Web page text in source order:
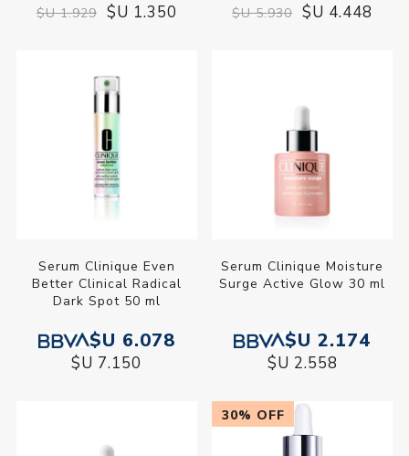
$U 1.929 $U 1.350
$U 5.930 $U 4.448
Serum Clinique Even
Better Clinical Radical
Dark Spot 50 ml
$U 6.078
$U 7.150
Serum Clinique Moisture
Surge Active Glow 30 ml
$U 2.174
$U 2.558
30% OFF